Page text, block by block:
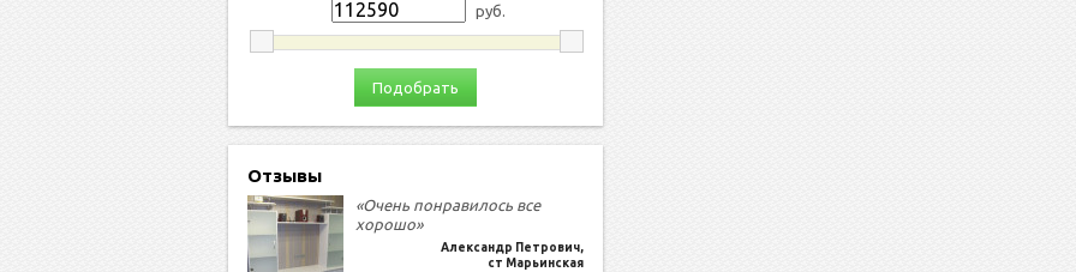
руб.
Подобрать
Отзывы
«Очень понравилось все
хорошо»
Александр Петрович,
ст Марьинская